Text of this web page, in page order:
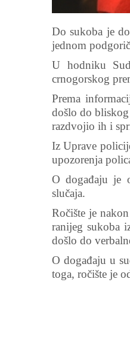
Do sukoba je
jednom
U hodniku
crnogorskog
Prema
došlo do bliskog
razdvojio ih i
Iz Uprave
upozorenja
O događaju je
slučaja.
Ročište je
ranijeg sukoba
došlo do
O događaju u
toga, ročište je